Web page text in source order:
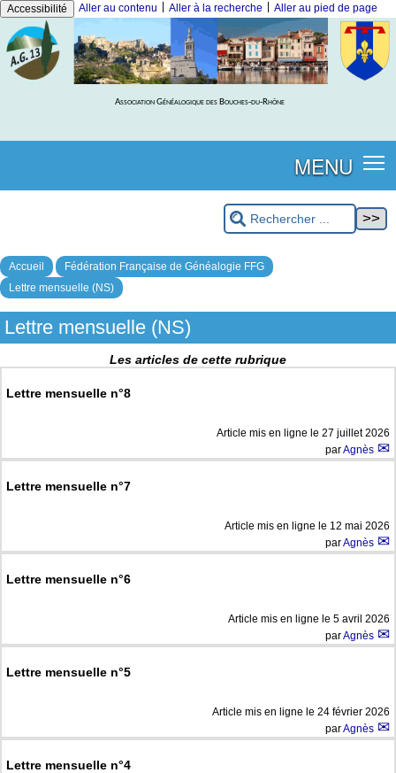
Accessibilité Aller au contenu Aller à la recherche Aller au pied de page
Association Généalogique des Bouches-du-Rhône
MENU
Accueil
Fédération Française de Généalogie FFG
Lettre mensuelle (NS)
Lettre mensuelle (NS)
Les articles de cette rubrique
Lettre mensuelle n°8
Article mis en ligne le 27 juillet 2026
parAgnès
Lettre mensuelle n°7
Article mis en ligne le 12 mai 2026
parAgnès
Lettre mensuelle n°6
Article mis en ligne le 5 avril 2026
parAgnès
Lettre mensuelle n°5
Article mis en ligne le 24 février 2026
parAgnès
Lettre mensuelle n°4